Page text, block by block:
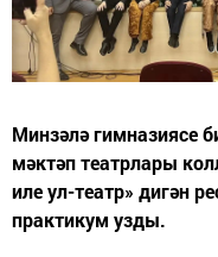
Минзәлә гимназиясе
мәктәп театрлары
иле ул-театр» дигән
практикум узды.